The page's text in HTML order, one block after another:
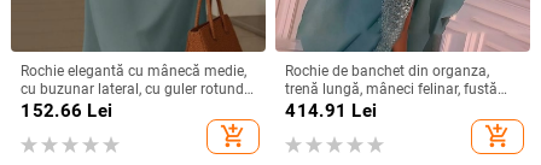
Rochie elegantă cu mânecă medie,
cu buzunar lateral, cu guler rotund,
versatilă, de culoare solidă, din
152.66 Lei
add_shopping_cart
Rochie de banchet din organza,
trenă lungă, mâneci felinar, fustă
lungă — Primăvara 2024
414.91 Lei
add_shopping_cart